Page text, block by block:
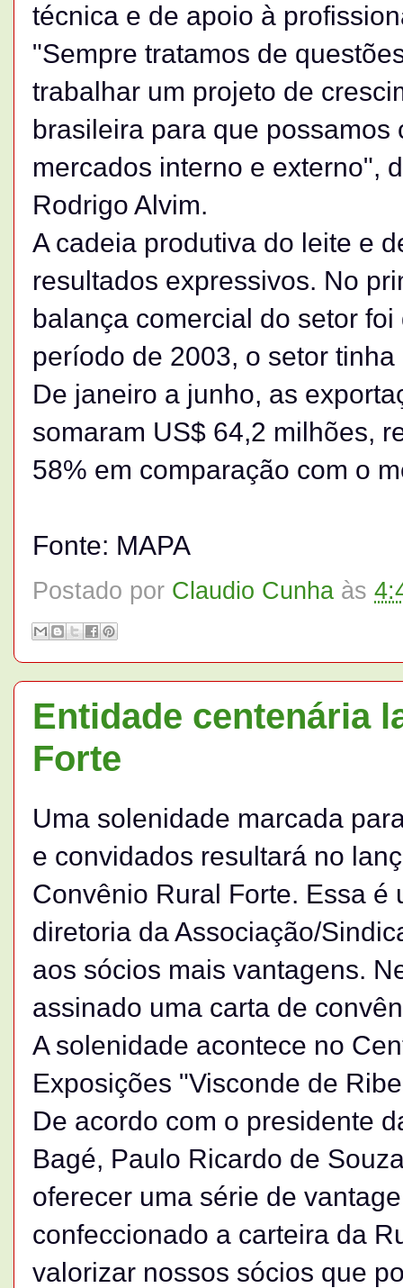
técnica e de apoio à
"Sempre tratamos de
trabalhar um projeto de
brasileira para que possamos
mercados interno e externo",
Rodrigo Alvim.
A cadeia produtiva do leite e
resultados expressivos. No
balança comercial do setor
período de 2003, o setor
De janeiro a junho, as
somaram US$ 64,2 milhões,
58% em comparação com o
Fonte: MAPA
Postado por Claudio Cunha às
Entidade centenária
Forte
Uma solenidade marcada
e convidados resultará no
Convênio Rural Forte. Essa
diretoria da Associação/
aos sócios mais vantagens.
assinado uma carta de
A solenidade acontece no
Exposições "Visconde de
De acordo com o presidente
Bagé, Paulo Ricardo de
oferecer uma série de
confeccionado a carteira da
valorizar nossos sócios que